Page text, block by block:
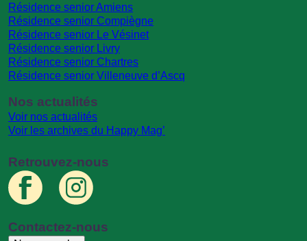
Résidence senior Amiens
Résidence senior Compiègne
Résidence senior Le Vésinet
Résidence senior Livry
Résidence senior Chartres
Résidence senior Villeneuve d’Ascq
Nos actualités
Voir nos actualités
Voir les archives du Happy Mag’
Retrouvez-nous
Contactez-nous